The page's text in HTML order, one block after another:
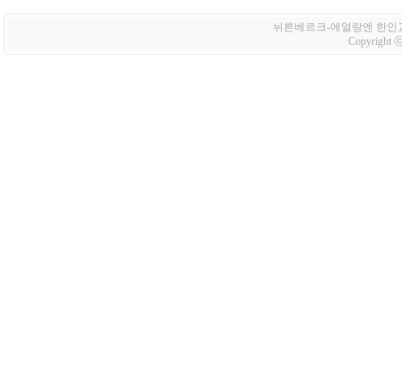
뉘른베르크-에얼랑엔 한인
Copyright